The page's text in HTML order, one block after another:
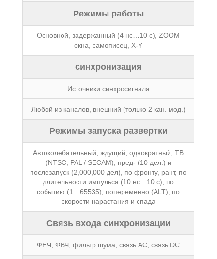
Режимы работы
Основной, задержанный (4 нс…10 с), ZOOM
окна, самописец, X-Y
синхронизация
Источники синхросигнала
Любой из каналов, внешний (только 2 кан. мод.)
Режимы запуска развертки
Автоколебательный, ждущий, однократный, ТВ
(NTSC, PAL / SECAM), пред- (10 дел.) и
послезапуск (2,000,000 дел), по фронту, рант, по
длительности импульса (10 нс…10 с), по
событию (1…65535), попеременно (ALT); по
скорости нарастания и спада
Связь входа синхронизации
ФНЧ, ФВЧ, фильтр шума, связь АС, связь DC